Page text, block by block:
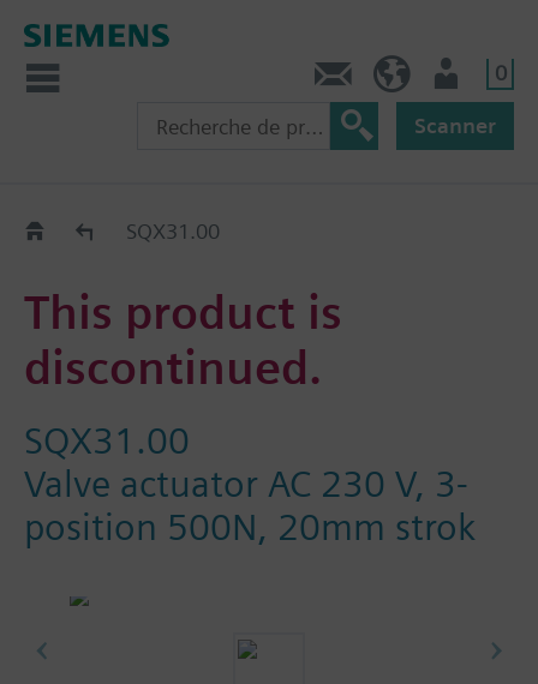
0
Scanner
Old2NewSQX31.00
This product is
discontinued.
SQX31.00
Valve actuator AC 230 V, 3-
position 500N, 20mm strok